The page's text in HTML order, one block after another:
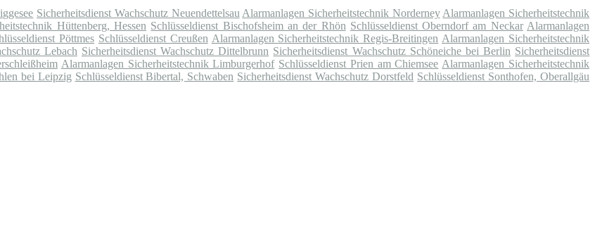
Sicherheitsdienst Wachschutz Neuendettelsau Alarmanlagen Sicherheitstechnik Norderney Alarmanlagen Sicherheitstechnik
Hüttenberg, Hessen Schlüsseldienst Bischofsheim an der Rhön Schlüsseldienst Oberndorf am Neckar Alarmanlagen
Pöttmes Schlüsseldienst Creußen Alarmanlagen Sicherheitstechnik Regis-Breitingen Alarmanlagen Sicherheitstechnik
Lebach Sicherheitsdienst Wachschutz Dittelbrunn Sicherheitsdienst Wachschutz Schöneiche bei Berlin Sicherheitsdienst
Alarmanlagen Sicherheitstechnik Limburgerhof Schlüsseldienst Prien am Chiemsee Alarmanlagen Sicherheitstechnik
bei Leipzig Schlüsseldienst Bibertal, Schwaben Sicherheitsdienst Wachschutz Dorstfeld Schlüsseldienst Sonthofen, Oberallgäu